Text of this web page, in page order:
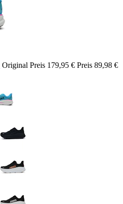
Original Preis 179,95 € Preis 89,98 €